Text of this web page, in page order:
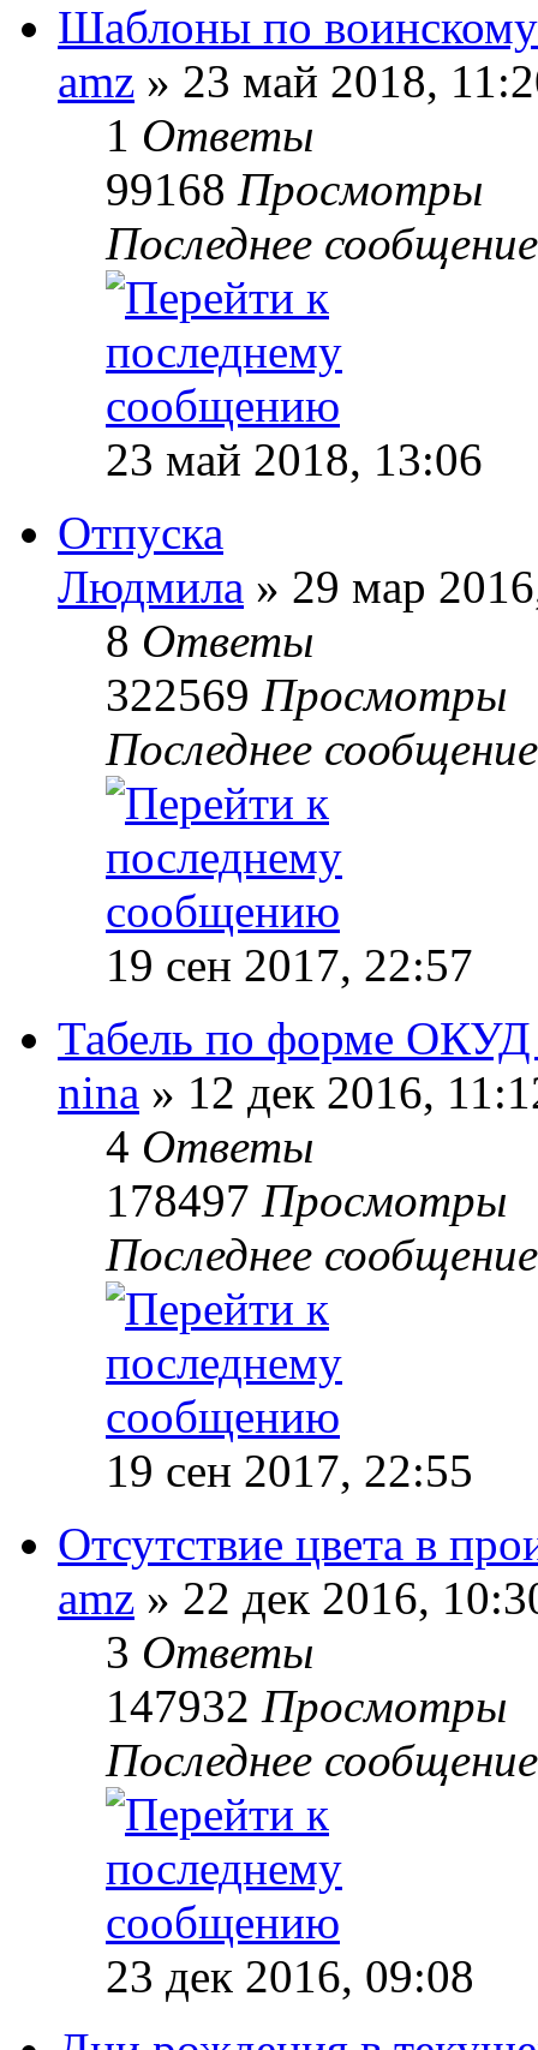
Шаблоны по
amz » 23 май 2018,
1 Ответы
99168 Просмотры
Последнее сообщение
23 май 2018, 13:06
Отпуска
Людмила » 29 мар
8 Ответы
322569 Просмотры
Последнее сообщение
19 сен 2017, 22:57
Табель по форме ОКУД
nina » 12 дек 2016,
4 Ответы
178497 Просмотры
Последнее сообщение
19 сен 2017, 22:55
Отсутствие цвета в
amz » 22 дек 2016,
3 Ответы
147932 Просмотры
Последнее сообщение
23 дек 2016, 09:08